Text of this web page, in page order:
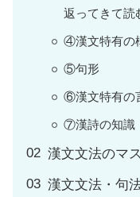
返ってきて読
④漢文特有の
⑤句形
⑥漢文特有の
⑦漢詩の知識
漢文文法のマ
漢文文法・句